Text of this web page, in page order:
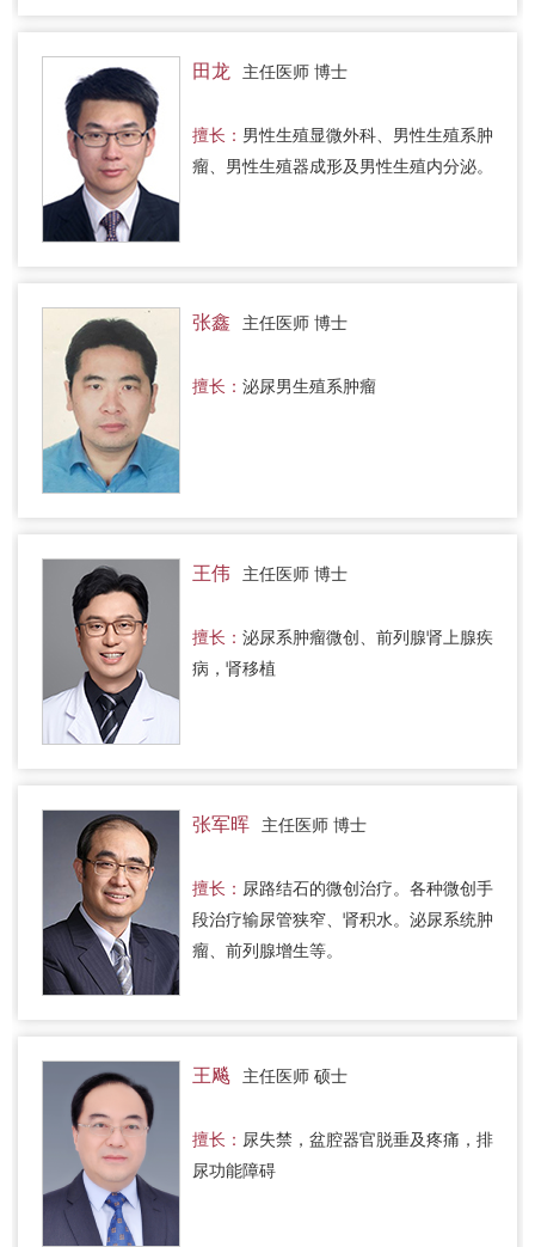
田龙 主任医师 博士
擅长： 男性生殖显微外科、男性生殖系肿
瘤、男性生殖器成形及男性生殖内分泌。
张鑫 主任医师 博士
擅长： 泌尿男生殖系肿瘤
王伟 主任医师 博士
擅长： 泌尿系肿瘤微创、前列腺肾上腺疾
病，肾移植
张军晖 主任医师 博士
擅长： 尿路结石的微创治疗。各种微创手
段治疗输尿管狭窄、肾积水。泌尿系统肿
瘤、前列腺增生等。
王飚 主任医师 硕士
擅长： 尿失禁，盆腔器官脱垂及疼痛，排
尿功能障碍